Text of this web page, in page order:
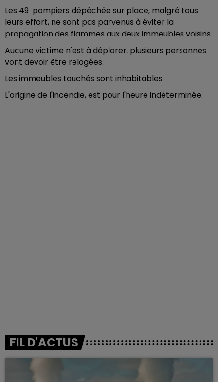
Les 49 pompiers dépêchée sur place, malgré tous
leurs effort, ne sont pas parvenus à éviter la
propagation des flammes aux deux immeubles voisins.
Aucune victime n'est à déplorer, plusieurs personnes
vont devoir être relogées.
Les immeubles touchés sont inhabitables.
L'origine de l'incendie, est pour l'heure indéterminée.
FIL D'ACTUS